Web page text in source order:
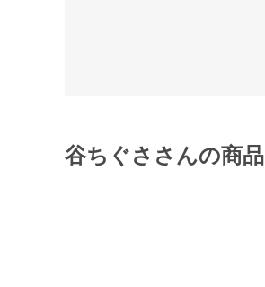
谷ちぐささんの商品